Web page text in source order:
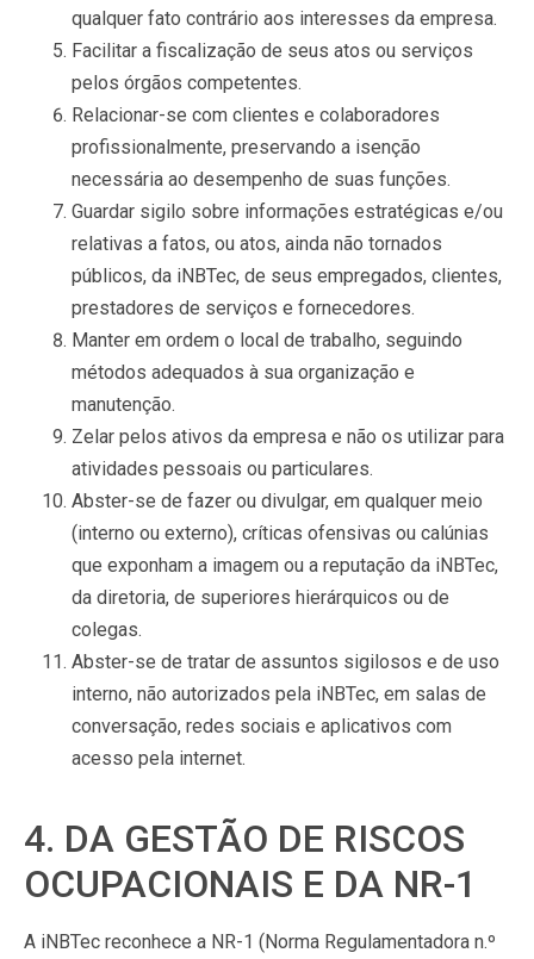
qualquer fato contrário aos interesses da empresa.
Facilitar a fiscalização de seus atos ou serviços
pelos órgãos competentes.
Relacionar-se com clientes e colaboradores
profissionalmente, preservando a isenção
necessária ao desempenho de suas funções.
Guardar sigilo sobre informações estratégicas e/ou
relativas a fatos, ou atos, ainda não tornados
públicos, da iNBTec, de seus empregados, clientes,
prestadores de serviços e fornecedores.
Manter em ordem o local de trabalho, seguindo
métodos adequados à sua organização e
manutenção.
Zelar pelos ativos da empresa e não os utilizar para
atividades pessoais ou particulares.
Abster-se de fazer ou divulgar, em qualquer meio
(interno ou externo), críticas ofensivas ou calúnias
que exponham a imagem ou a reputação da iNBTec,
da diretoria, de superiores hierárquicos ou de
colegas.
Abster-se de tratar de assuntos sigilosos e de uso
interno, não autorizados pela iNBTec, em salas de
conversação, redes sociais e aplicativos com
acesso pela internet.
4. DA GESTÃO DE RISCOS
OCUPACIONAIS E DA NR-1
A iNBTec reconhece a NR-1 (Norma Regulamentadora n.º